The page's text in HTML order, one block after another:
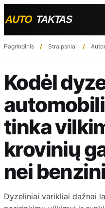
Pagrindinis Straipsniai
Kodėl
tinka
krovinių
nei
Dyzeliniai varikliai dažnai